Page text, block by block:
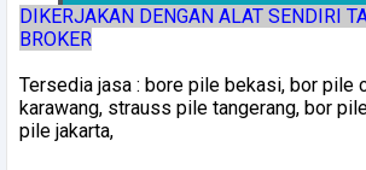
DIKERJAKAN DENGAN ALAT SENDIRI
BROKER
Tersedia jasa : bore pile bekasi, bor pile
karawang, strauss pile tangerang, bor
pile jakarta,